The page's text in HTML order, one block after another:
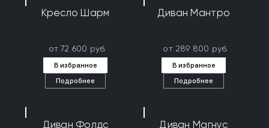
Кресло Шарм
от 72 600 руб.
В избранное
Подробнее
Диван Мантро
от 289 800 руб.
В избранное
Подробнее
Диван Фолдс Диван Магнус